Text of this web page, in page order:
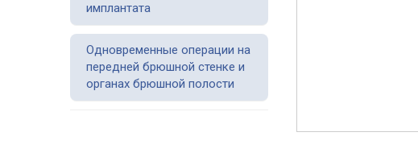
имплантата
Одновременные операции на
передней брюшной стенке и
органах брюшной полости